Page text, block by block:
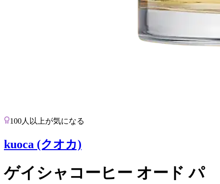
100人以上が気になる
kuoca (クオカ)
ゲイシャコーヒー オード パ